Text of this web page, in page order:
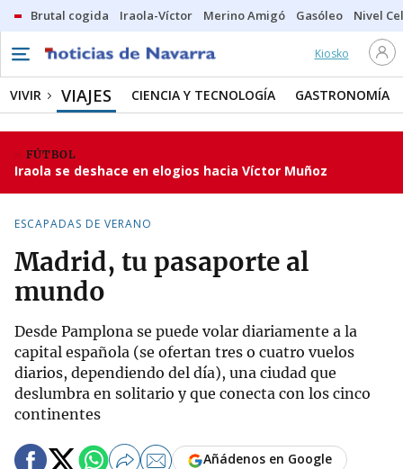
Brutal cogida Iraola-Víctor Merino Amigó Gasóleo Nivel
Kiosko
VIVIR VIAJES CIENCIA Y TECNOLOGÍA GASTRONOMÍA
FÚTBOL
Iraola se deshace en elogios hacia Víctor Muñoz
ESCAPADAS DE VERANO
Madrid, tu pasaporte al
mundo
Desde Pamplona se puede volar diariamente a la
capital española (se ofertan tres o cuatro vuelos
diarios, dependiendo del día), una ciudad que
deslumbra en solitario y que conecta con los cinco
continentes
Añádenos en Google